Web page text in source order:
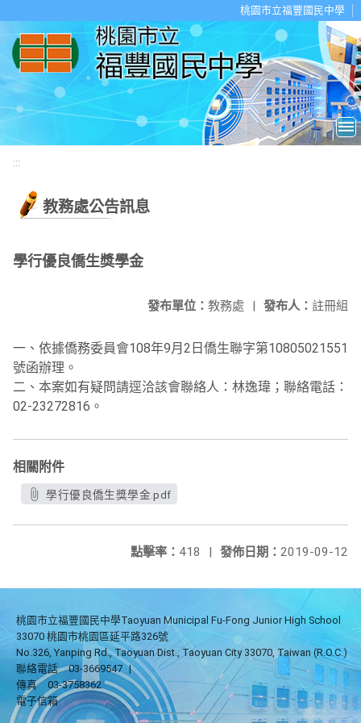
桃園市立福豐國民中學
:::
教務處公告訊息
學行優良僑生獎學金
發布人： 註冊組
發布單位： 教務處 |
一、依據僑務委員會108年9月2日僑生聯字第10805021551
號函辦理。
二、本案如有疑問請逕洽該會聯絡人：林逸瑋；聯絡電話：
02-23272816。
相關附件
學行優良僑生獎學金.pdf
發佈日期： 2019-09-12
點擊率： 418 |
桃園市立福豐國民中學Taoyuan Municipal Fu-Fong Junior High School
33070 桃園市桃園區延平路326號
No.326, Yanping Rd., Taoyuan Dist., Taoyuan City 33070, Taiwan (R.O.C.)
聯絡電話
03-3669547 |
傳真
03-3758362
電子信箱